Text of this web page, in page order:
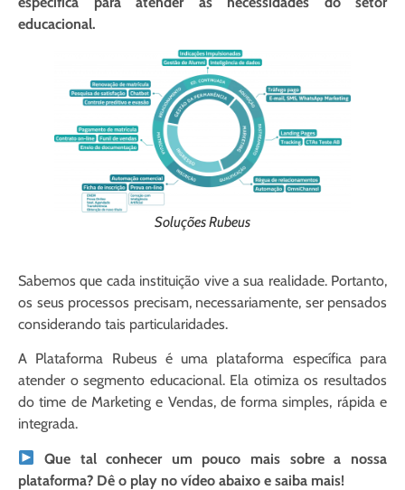
educacional.
Soluções Rubeus
Sabemos que cada instituição vive a sua realidade. Portanto,
os seus processos precisam, necessariamente, ser pensados
considerando tais particularidades.
A Plataforma Rubeus é uma plataforma específica para
atender o segmento educacional. Ela otimiza os resultados
do time de Marketing e Vendas, de forma simples, rápida e
integrada.
Que tal conhecer um pouco mais sobre a nossa
plataforma? Dê o play no vídeo abaixo e saiba mais!